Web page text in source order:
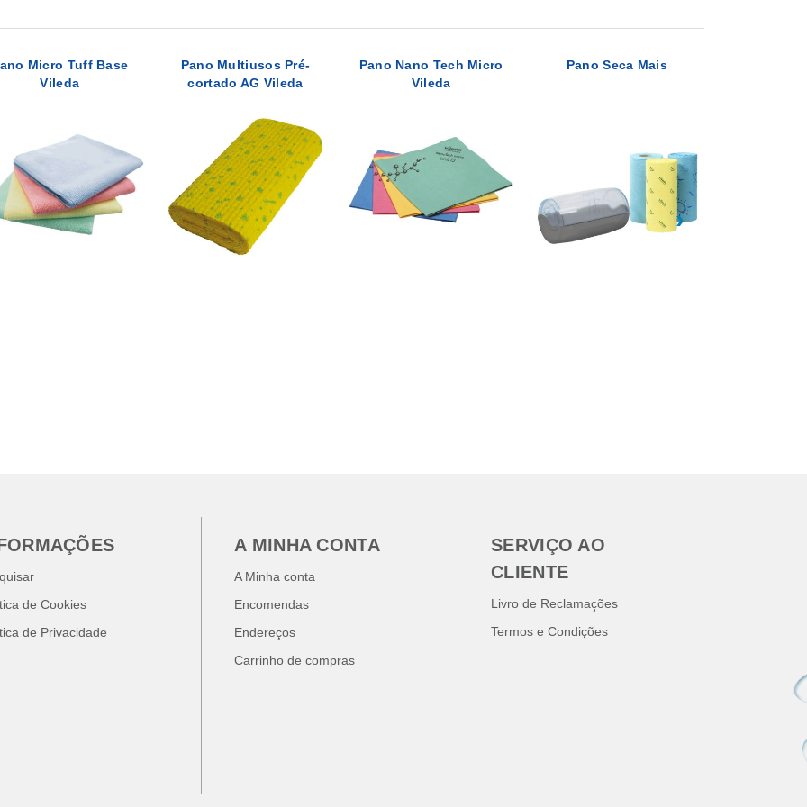
Micro Tuff Base
Vileda
Pano Multiusos Pré-
cortado AG Vileda
Pano Nano Tech Micro
Vileda
Pano Seca Mais
›
de Cookies
de Privacidade
A MINHA CONTA
A Minha conta
Encomendas
Endereços
Carrinho de compras
SERVIÇO AO
CLIENTE
Livro de Reclamações
Termos e Condições